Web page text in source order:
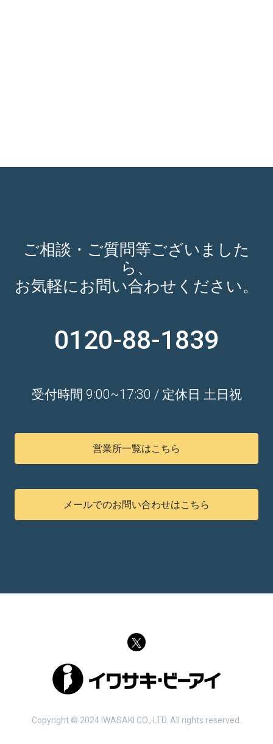
ご相談・ご質問等ございました
ら、
お気軽にお問い合わせください。
0120-88-1839
受付時間 9:00~17:30 / 定休日 土日祝
営業所一覧はこちら
メールでのお問い合わせはこちら
Copyright © 2024 IWASAKI CO., LTD. All rights reserved.